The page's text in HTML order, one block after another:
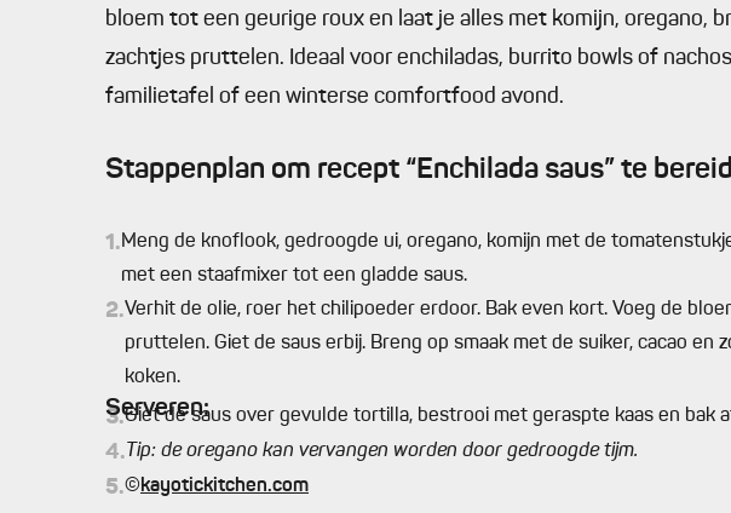
bloem tot een geurige roux en laat je alles met komijn, oregano,
zachtjes pruttelen. Ideaal voor enchiladas, burrito bowls of
familietafel of een winterse comfortfood avond.
Stappenplan om recept “Enchilada saus” te
1.Meng de knoflook, gedroogde ui, oregano, komijn met de
met een staafmixer tot een gladde saus.
2.Verhit de olie, roer het chilipoeder erdoor. Bak even kort. Voeg de
pruttelen. Giet de saus erbij. Breng op smaak met de suiker, cacao en
koken.
Serveren:
3.Giet de saus over gevulde tortilla, bestrooi met geraspte kaas en bak
4. Tip: de oregano kan vervangen worden door gedroogde tijm.
5.©kayotickitchen.com